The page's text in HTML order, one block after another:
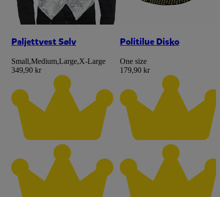
Paljettvest Sølv
Small,Medium,Large,X-Large
349,90 kr
Politilue Disko
One size
179,90 kr